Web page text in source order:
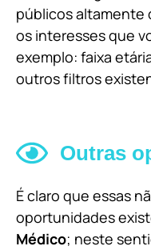
públicos altamente
os interesses que
exemplo: faixa
outros filtros
Outras
É claro que essas
oportunidades
Médico; neste